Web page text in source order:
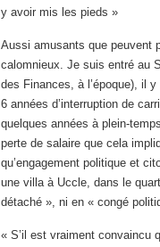
y avoir mis les pieds »
Aussi amusants que peuvent
calomnieux. Je suis entré au
des Finances, à l’époque), il
6 années d’interruption de
quelques années à plein-
perte de salaire que cela
qu’engagement politique et
une villa à Uccle, dans le
détaché », ni en « congé
« S’il est vraiment convaincu